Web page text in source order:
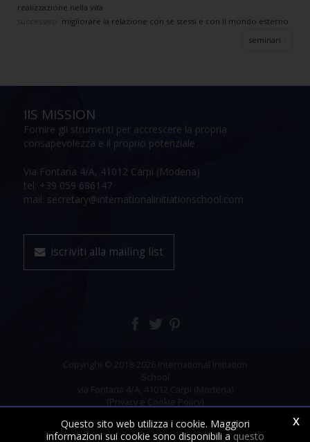
realizzazione nella vita
migliorare la relazione con se stessi e con il mondo esterno
seminari
IIS MISSION
Fornire gli strumenti per accrescere la propria
consapevolezza e il proprio potenziale
Via Fontana 4/A, 41012 Carpi (Modena)
tel: +39 059 686147
mail: secretary@internationalinitiationschool.com
iscriviti alla mailing list
Copyright © 2018-2026 International Initiation
School
via Fontana 4/A, 41012 Carpi (Modena)
[Privacy e Cookie Policy]
x
Questo sito web utilizza i cookie. Maggiori
informazioni sui cookie sono disponibili a questo